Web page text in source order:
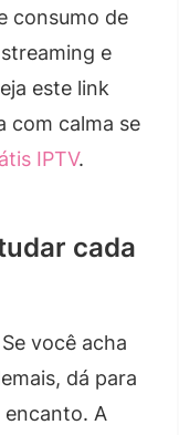
consumo de
e
este link
com calma se
IPTV.
cada
você acha
dá para
A